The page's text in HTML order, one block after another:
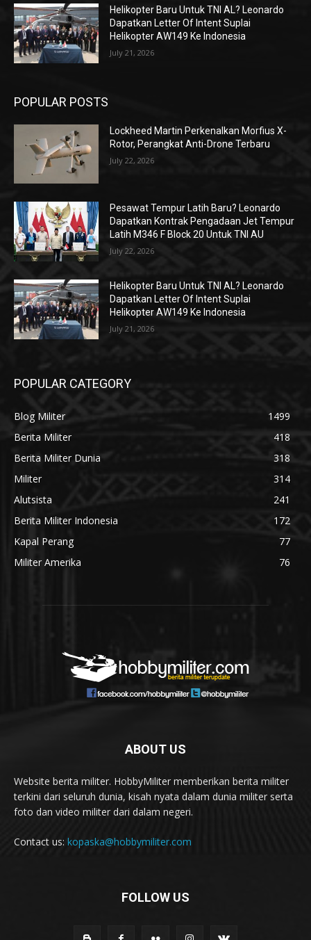
Helikopter Baru Untuk TNI AL? Leonardo
Dapatkan Letter Of Intent Suplai
Helikopter AW149 Ke Indonesia
July 21, 2026
POPULAR POSTS
Lockheed Martin Perkenalkan Morfius X-
Rotor, Perangkat Anti-Drone Terbaru
July 22, 2026
Pesawat Tempur Latih Baru? Leonardo
Dapatkan Kontrak Pengadaan Jet Tempur
Latih M346 F Block 20 Untuk TNI AU
July 22, 2026
Helikopter Baru Untuk TNI AL? Leonardo
Dapatkan Letter Of Intent Suplai
Helikopter AW149 Ke Indonesia
July 21, 2026
POPULAR CATEGORY
Blog Militer
1499
Berita Militer
418
Berita Militer Dunia
318
Militer
314
Alutsista
241
Berita Militer Indonesia
172
Kapal Perang
77
Militer Amerika
76
ABOUT US
Website berita militer. HobbyMiliter memberikan berita militer
terkini dari seluruh dunia, kisah nyata dalam dunia militer serta
foto dan video militer dari dalam negeri.
Contact us: kopaska@hobbymiliter.com
FOLLOW US